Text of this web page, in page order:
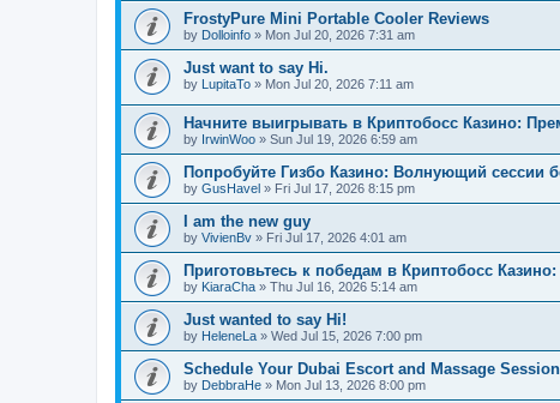
FrostyPure Mini Portable Cooler Reviews
by Dolloinfo » Mon Jul 20, 2026 7:31 am
Just want to say Hi.
by LupitaTo » Mon Jul 20, 2026 7:11 am
Начните выигрывать в Криптобосс Казино:
by IrwinWoo » Sun Jul 19, 2026 6:59 am
Попробуйте Гизбо Казино: Волнующий сессии
by GusHavel » Fri Jul 17, 2026 8:15 pm
I am the new guy
by VivienBv » Fri Jul 17, 2026 4:01 am
Приготовьтесь к победам в Криптобосс
by KiaraCha » Thu Jul 16, 2026 5:14 am
Just wanted to say Hi!
by HeleneLa » Wed Jul 15, 2026 7:00 pm
Schedule Your Dubai Escort and Massage
by DebbraHe » Mon Jul 13, 2026 8:00 pm